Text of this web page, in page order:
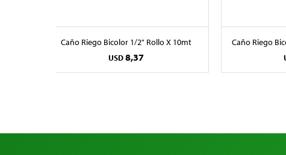
Caño Riego Bicolor 1/2" Rollo X 10mt
USD8,37
Caño Riego